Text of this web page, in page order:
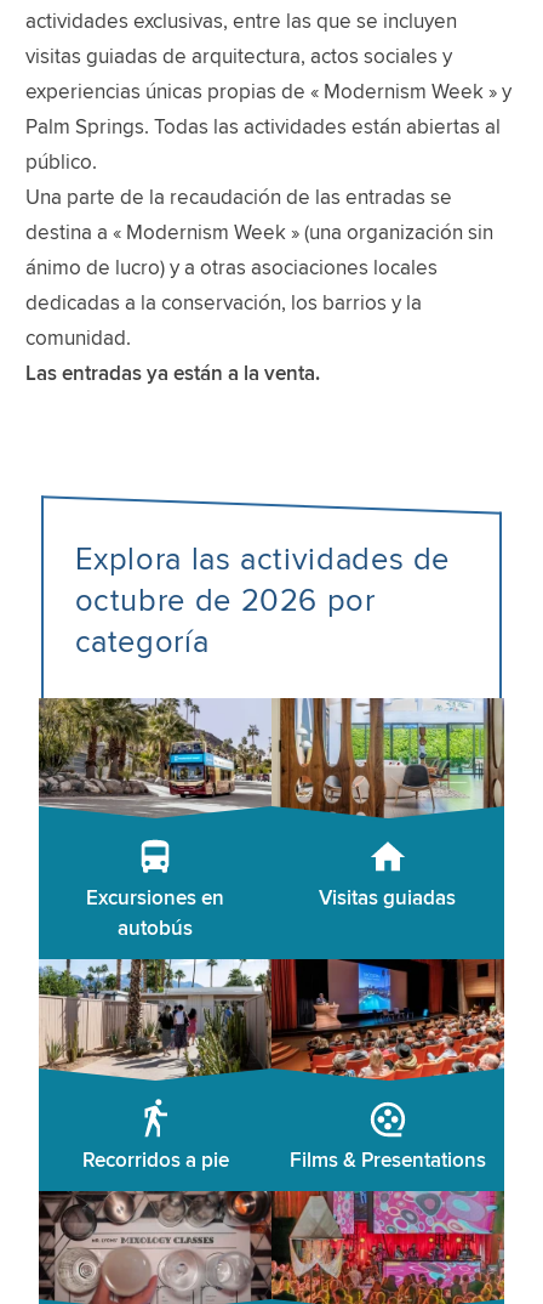
actividades exclusivas, entre las que se incluyen
visitas guiadas de arquitectura, actos sociales y
experiencias únicas propias de « Modernism Week » y
Palm Springs. Todas las actividades están abiertas al
público.
Una parte de la recaudación de las entradas se
destina a « Modernism Week » (una organización sin
ánimo de lucro) y a otras asociaciones locales
dedicadas a la conservación, los barrios y la
comunidad.
Las entradas ya están a la venta.
Explora las actividades de
octubre de 2026 por
categoría
Excursiones en
autobús
Visitas guiadas
Recorridos a pie Films & Presentations